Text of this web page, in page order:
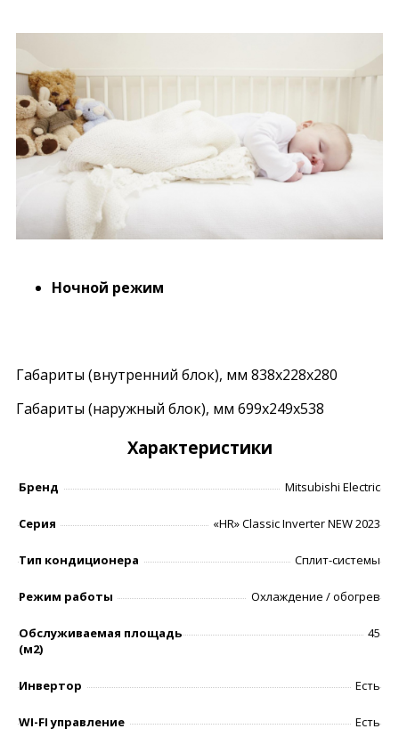
Ночной режим
Габариты (внутренний блок), мм 838x228x280
Габариты (наружный блок), мм 699x249x538
Характеристики
Бренд Mitsubishi Electric
Серия «HR» Classic Inverter NEW 2023
Тип кондиционера Сплит-системы
Режим работы Охлаждение / обогрев
Обслуживаемая площадь
(м2)
45
Инвертор Есть
WI-FI управление Есть